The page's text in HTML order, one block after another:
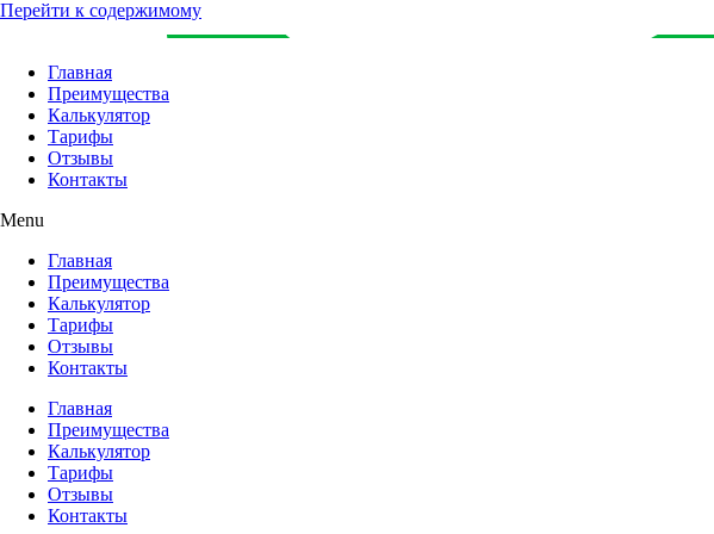
Перейти к содержимому
Главная
Преимущества
Калькулятор
Тарифы
Отзывы
Контакты
Menu
Главная
Преимущества
Калькулятор
Тарифы
Отзывы
Контакты
Главная
Преимущества
Калькулятор
Тарифы
Отзывы
Контакты